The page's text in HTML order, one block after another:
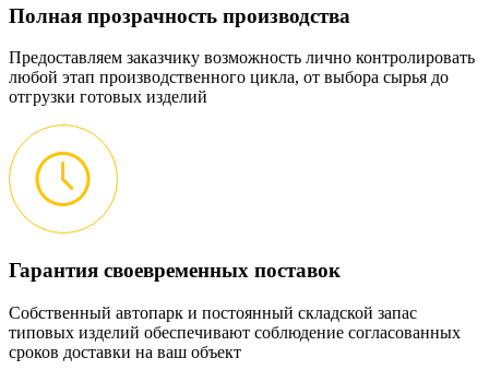
Полная прозрачность производства
Предоставляем заказчику возможность лично контролировать
любой этап производственного цикла, от выбора сырья до
отгрузки готовых изделий
Гарантия своевременных поставок
Собственный автопарк и постоянный складской запас
типовых изделий обеспечивают соблюдение согласованных
сроков доставки на ваш объект